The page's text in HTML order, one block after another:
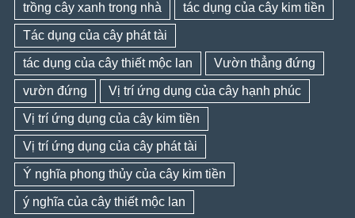
trồng cây xanh trong nhà tác dụng của cây kim tiền
Tác dụng của cây phát tài
tác dụng của cây thiết mộc lan Vườn thẳng đứng
vườn đứng Vị trí ứng dụng của cây hạnh phúc
Vị trí ứng dụng của cây kim tiền
Vị trí ứng dụng của cây phát tài
Ý nghĩa phong thủy của cây kim tiền
ý nghĩa của cây thiết mộc lan